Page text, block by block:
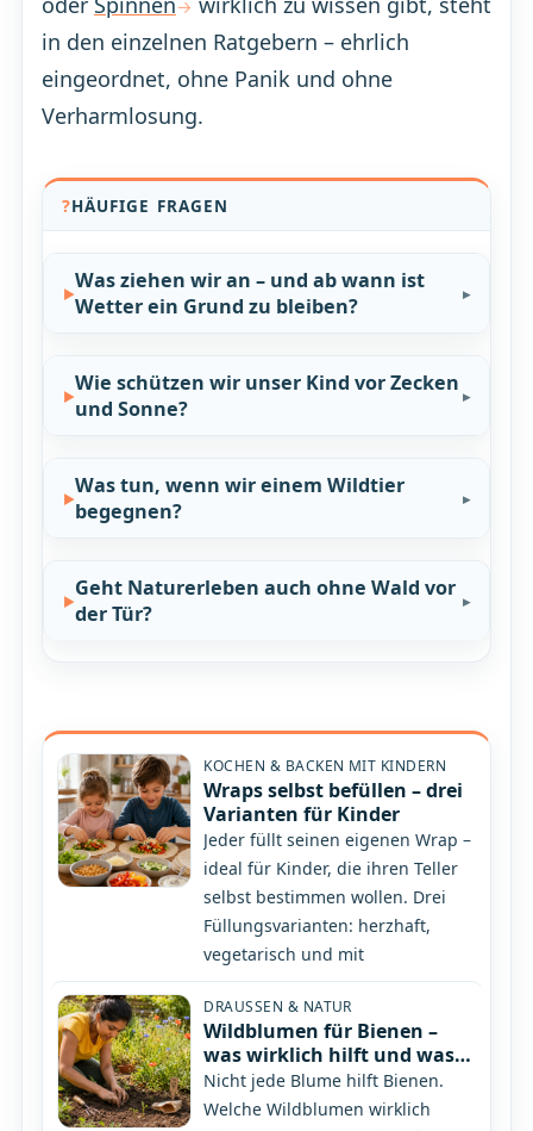
in den einzelnen Ratgebern – ehrlich
eingeordnet, ohne Panik und ohne
Verharmlosung.
HÄUFIGE FRAGEN
Was ziehen wir an – und ab wann ist
Wetter ein Grund zu bleiben?
Wie schützen wir unser Kind vor Zecken
und Sonne?
Was tun, wenn wir einem Wildtier
begegnen?
Geht Naturerleben auch ohne Wald vor
der Tür?
KOCHEN & BACKEN MIT KINDERN
Wraps selbst befüllen – drei
Varianten für Kinder
Jeder füllt seinen eigenen Wrap –
ideal für Kinder, die ihren Teller
selbst bestimmen wollen. Drei
Füllungsvarianten: herzhaft,
vegetarisch und mit
DRAUSSEN & NATUR
Wildblumen für Bienen –
was wirklich hilft und was
nicht
Nicht jede Blume hilft Bienen.
Welche Wildblumen wirklich